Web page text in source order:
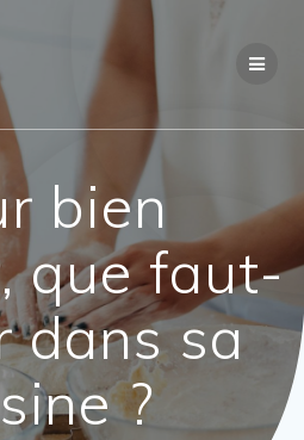
bien
que faut-
dans sa
?